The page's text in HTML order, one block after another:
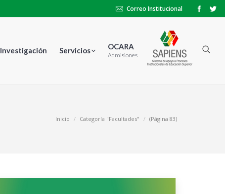
Correo Institucional
Investigación Servicios OCARA
Admisiones
Inicio Categoría "Facultades" (Página 83)